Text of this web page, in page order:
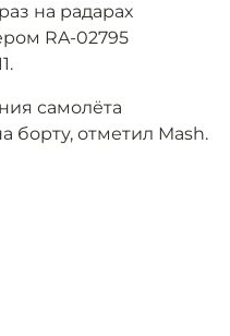
на радарах
RA-02795
самолёта
борту, отметил Mash.